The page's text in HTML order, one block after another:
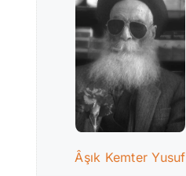
Âşık Kemter Yusuf